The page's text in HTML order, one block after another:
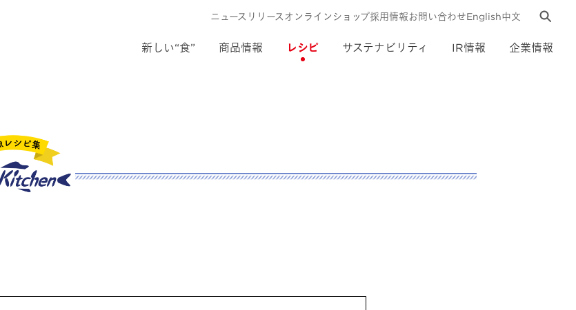
新しい“食” 商品情報 レシピ サステナビリティ IR情報 企業情報
ニュースリリースオンラインショップ採用情報お問い合わせEnglish中文